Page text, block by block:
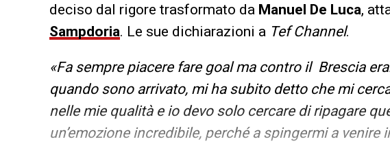
deciso dal rigore trasformato da Manuel De Luca,
Sampdoria. Le sue dichiarazioni a Tef Channel.
«Fa sempre piacere fare goal ma contro il Brescia
quando sono arrivato, mi ha subito detto che mi
nelle mie qualità e io devo solo cercare di ripagare
un’emozione incredibile, perché a spingermi a